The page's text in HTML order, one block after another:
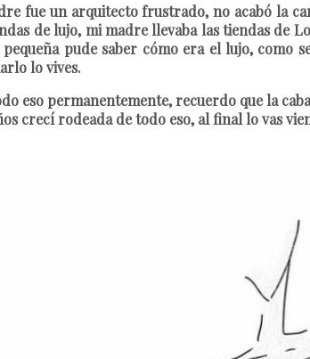
fue un arquitecto frustrado, no acabó la
de lujo, mi madre llevaba las tiendas de
pequeña pude saber cómo era el lujo, como
lo vives.
eso permanentemente, recuerdo que la
crecí rodeada de todo eso, al final lo vas